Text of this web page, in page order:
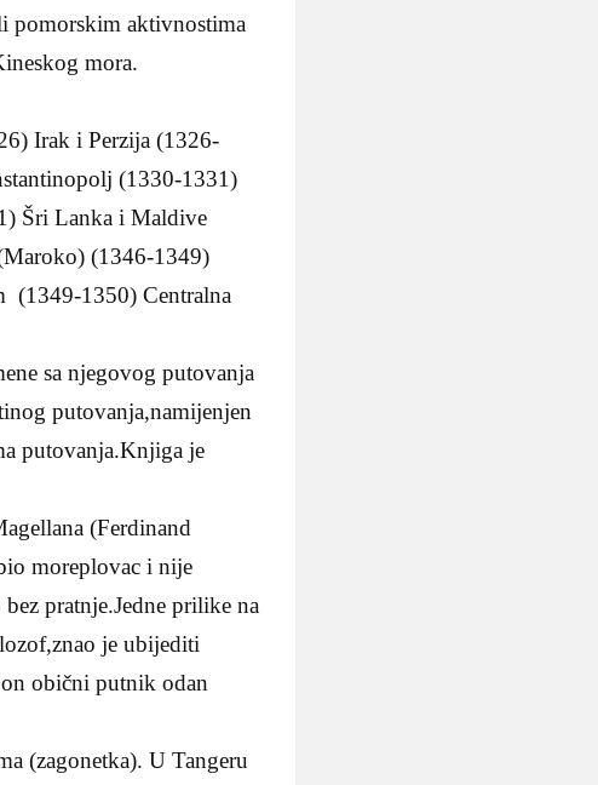
pomorskim aktivnostima
mora.
Irak i Perzija (1326-
(1330-1331)
Šri Lanka i Maldive
(1346-1349)
(1349-1350) Centralna
sa njegovog putovanja
putovanja,namijenjen
putovanja.Knjiga je
(Ferdinand
moreplovac i nije
pratnje.Jedne prilike na
je ubijediti
on obični putnik odan
(zagonetka). U Tangeru